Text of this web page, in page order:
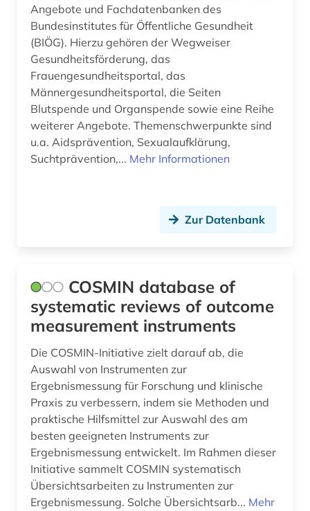
Angebote und Fachdatenbanken des
Bundesinstitutes für Öffentliche Gesundheit
(BIÖG). Hierzu gehören der Wegweiser
Gesundheitsförderung, das
Frauengesundheitsportal, das
Männergesundheitsportal, die Seiten
Blutspende und Organspende sowie eine Reihe
weiterer Angebote. Themenschwerpunkte sind
u.a. Aidsprävention, Sexualaufklärung,
Suchtprävention,... Mehr Informationen
Zur Datenbank
COSMIN database of
systematic reviews of outcome
measurement instruments
Die COSMIN-Initiative zielt darauf ab, die
Auswahl von Instrumenten zur
Ergebnismessung für Forschung und klinische
Praxis zu verbessern, indem sie Methoden und
praktische Hilfsmittel zur Auswahl des am
besten geeigneten Instruments zur
Ergebnismessung entwickelt. Im Rahmen dieser
Initiative sammelt COSMIN systematisch
Übersichtsarbeiten zu Instrumenten zur
Ergebnismessung. Solche Übersichtsarb... Mehr